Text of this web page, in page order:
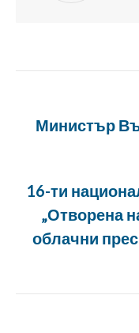
Министър
16-ти
„Отворена
облачни